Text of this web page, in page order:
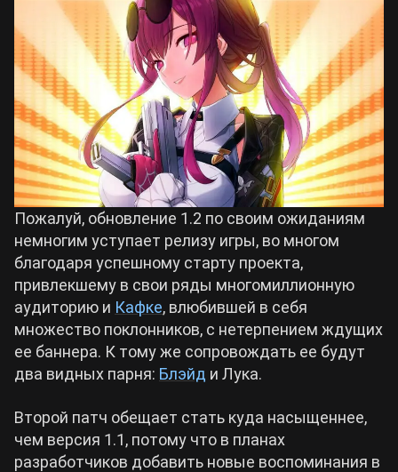
Crimson Desert
Zenless Zone Zero
Kingdom Come: Deliverance 2
Path of Exile 2
Wuthering Waves
Roblox
Hogwarts Legacy
Cyberpunk 2077
Билды Arknights: Endfield
Билды Wuthering Waves
Билды Cyberpunk 2077
Билды Path of Exile 2
Пожалуй, обновление 1.2 по своим ожиданиям
немногим уступает релизу игры, во многом
благодаря успешному старту проекта,
привлекшему в свои ряды многомиллионную
аудиторию и Кафке, влюбившей в себя
множество поклонников, с нетерпением ждущих
ее баннера. К тому же сопровождать ее будут
два видных парня: Блэйд и Лука.
Второй патч обещает стать куда насыщеннее,
чем версия 1.1, потому что в планах
разработчиков добавить новые воспоминания в